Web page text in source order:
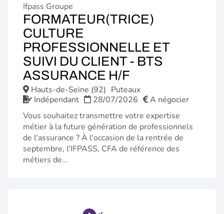
Ifpass Groupe
FORMATEUR(TRICE)
CULTURE
PROFESSIONNELLE ET
SUIVI DU CLIENT - BTS
ASSURANCE H/F
FENÊTRE)
Hauts-de-Seine (92) Puteaux
Indépendant
28/07/2026
A négocier
Vous souhaitez transmettre votre expertise
métier à la future génération de professionnels
de l'assurance ? À l'occasion de la rentrée de
septembre, l'IFPASS, CFA de référence des
métiers de...